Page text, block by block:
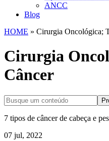
ANCC
Blog
HOME » Cirurgia Oncológica;
Cirurgia
Câncer
7 tipos de câncer de cabeça e
07 jul, 2022